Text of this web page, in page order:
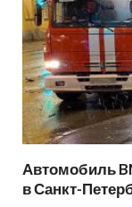
Автомобиль
в Санкт-